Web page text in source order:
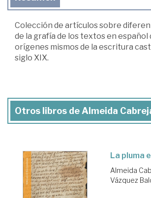
Colección de artículos sobre
de la grafía de los textos en español
orígenes mismos de la escritura
siglo XIX.
Otros libros de Almeida
La pluma
Almeida
Vázquez